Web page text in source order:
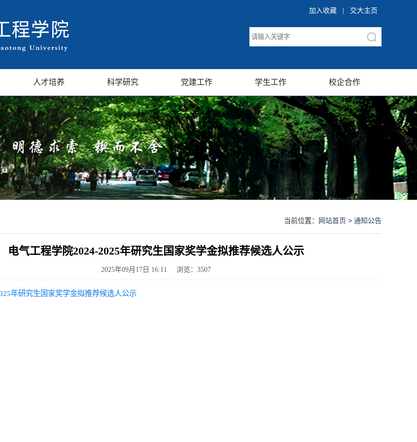
加入收藏 交大主页
人才培养 科学研究 党建工作 学生工作 校企合作
当前位置： 网站首页 > 通知公告
电气工程学院2024-2025年研究生国家奖学金拟推荐候选人公示
2025年09月17日 16:11 浏览： 3507
年研究生国家奖学金拟推荐候选人公示